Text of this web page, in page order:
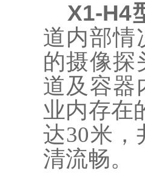
X1-H4
道内部情
的摄像探
道及容器
业内存在
达30米，
清流畅。